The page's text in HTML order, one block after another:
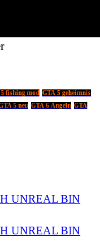
fishing mod GTA 5 geheimnis
5 neu GTA 6 Angeln GTA
UNREAL BIN
UNREAL BIN